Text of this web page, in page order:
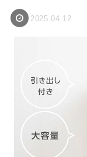
2025.04.12